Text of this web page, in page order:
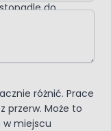
do
różnić. Prace
przerw. Może to
w miejscu